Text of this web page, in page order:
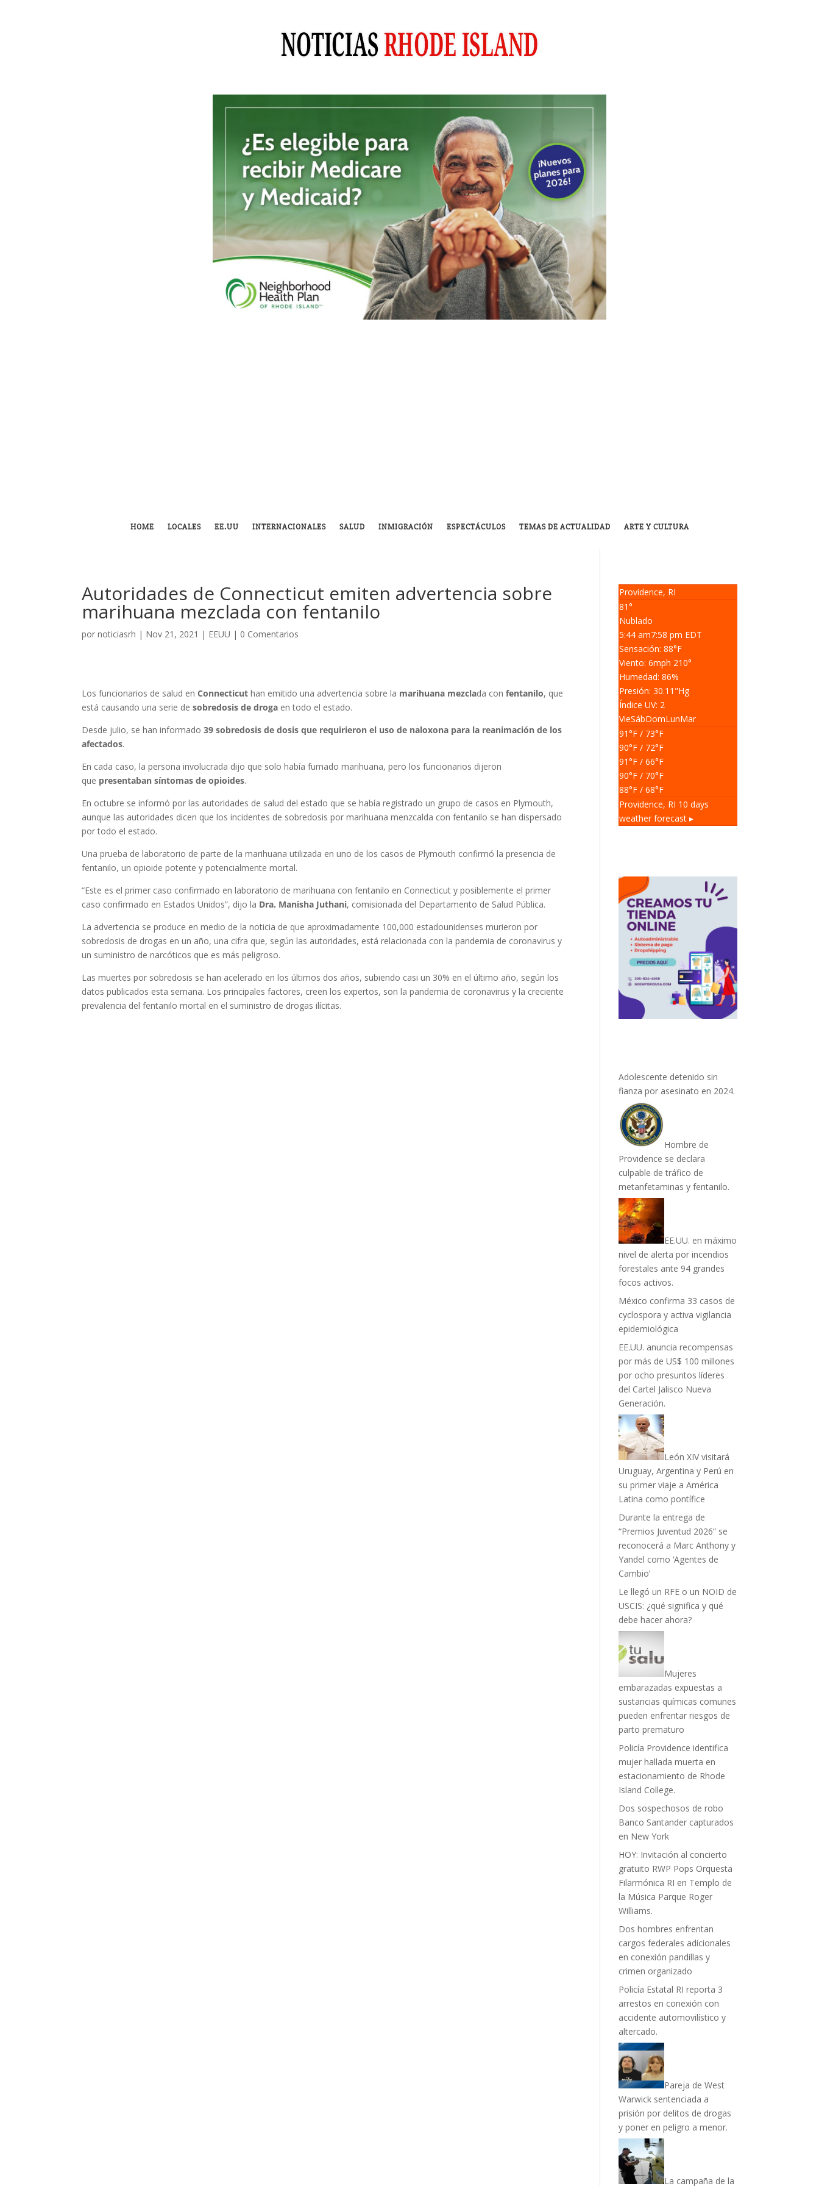
HOME LOCALES EE.UU INTERNACIONALES SALUD INMIGRACIÓN ESPECTÁCULOS TEMAS DE ACTUALIDAD ARTE Y CULTURA
Autoridades de Connecticut emiten advertencia sobre
marihuana mezclada con fentanilo
pornoticiasrh | Nov 21, 2021 | EEUU | 0 Comentarios
Los funcionarios de salud enConnecticut han emitido una advertencia sobre la marihuana mezclada confentanilo, que
está causando una serie desobredosis de droga en todo el estado.
Desde julio, se han informado39 sobredosis de dosis que requirieron el uso de naloxona para la reanimación de los
afectados.
En cada caso, la persona involucrada dijo que solo había fumado marihuana, pero los funcionarios dijeron
que presentaban síntomas de opioides.
En octubre se informó por las autoridades de salud del estado que se había registrado un grupo de casos en Plymouth,
aunque las autoridades dicen que los incidentes de sobredosis por marihuana menzcalda con fentanilo se han dispersado
por todo el estado.
Una prueba de laboratorio de parte de la marihuana utilizada en uno de los casos de Plymouth confirmó la presencia de
fentanilo, un opioide potente y potencialmente mortal.
“Este es el primer caso confirmado en laboratorio de marihuana con fentanilo en Connecticut y posiblemente el primer
caso confirmado en Estados Unidos”, dijo la Dra. Manisha Juthani, comisionada del Departamento de Salud Pública.
La advertencia se produce en medio de la noticia de que aproximadamente 100,000 estadounidenses murieron por
sobredosis de drogas en un año, una cifra que, según las autoridades, está relacionada con la pandemia de coronavirus y
un suministro de narcóticos que es más peligroso.
Las muertes por sobredosis se han acelerado en los últimos dos años, subiendo casi un 30% en el último año, según los
datos publicados esta semana. Los principales factores, creen los expertos, son la pandemia de coronavirus y la creciente
prevalencia del fentanilo mortal en el suministro de drogas ilícitas.
Providence, RI
81°
Nublado
5:44 am7:58 pm EDT
Sensación: 88°F
Viento: 6mph 210°
Humedad: 86%
Presión: 30.11 "Hg
Índice UV: 2
VieSábDomLunMar
91°F / 73°F
90°F / 72°F
91°F / 66°F
90°F / 70°F
88°F / 68°F
Providence, RI 10 days
weather forecast ▸
Adolescente detenido sin
fianza por asesinato en 2024.
Hombre de
Providence se declara
culpable de tráfico de
metanfetaminas y fentanilo.
EE.UU. en máximo
nivel de alerta por incendios
forestales ante 94 grandes
focos activos.
México confirma 33 casos de
cyclospora y activa vigilancia
epidemiológica
EE.UU. anuncia recompensas
por más de US$ 100 millones
por ocho presuntos líderes
del Cartel Jalisco Nueva
Generación.
León XIV visitará
Uruguay, Argentina y Perú en
su primer viaje a América
Latina como pontífice
Durante la entrega de
“Premios Juventud 2026” se
reconocerá a Marc Anthony y
Yandel como ‘Agentes de
Cambio’
Le llegó un RFE o un NOID de
USCIS: ¿qué significa y qué
debe hacer ahora?
Mujeres
embarazadas expuestas a
sustancias químicas comunes
pueden enfrentar riesgos de
parto prematuro
Policía Providence identifica
mujer hallada muerta en
estacionamiento de Rhode
Island College.
Dos sospechosos de robo
Banco Santander capturados
en New York
HOY: Invitación al concierto
gratuito RWP Pops Orquesta
Filarmónica RI en Templo de
la Música Parque Roger
Williams.
Dos hombres enfrentan
cargos federales adicionales
en conexión pandillas y
crimen organizado
Policía Estatal RI reporta 3
arrestos en conexión con
accidente automovilístico y
altercado.
Pareja de West
Warwick sentenciada a
prisión por delitos de drogas
y poner en peligro a menor.
La campaña de la